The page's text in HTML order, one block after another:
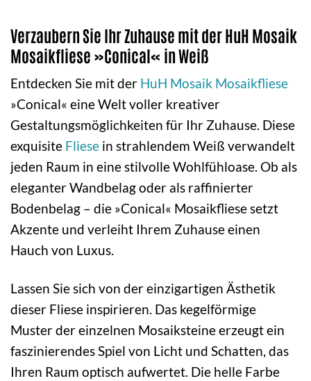
Verzaubern Sie Ihr Zuhause mit der HuH Mosaik
Mosaikfliese »Conical« in Weiß
Entdecken Sie mit der HuH Mosaik Mosaikfliese
»Conical« eine Welt voller kreativer
Gestaltungsmöglichkeiten für Ihr Zuhause. Diese
exquisite Fliese in strahlendem Weiß verwandelt
jeden Raum in eine stilvolle Wohlfühloase. Ob als
eleganter Wandbelag oder als raffinierter
Bodenbelag – die »Conical« Mosaikfliese setzt
Akzente und verleiht Ihrem Zuhause einen
Hauch von Luxus.
Lassen Sie sich von der einzigartigen Ästhetik
dieser Fliese inspirieren. Das kegelförmige
Muster der einzelnen Mosaiksteine erzeugt ein
faszinierendes Spiel von Licht und Schatten, das
Ihren Raum optisch aufwertet. Die helle Farbe